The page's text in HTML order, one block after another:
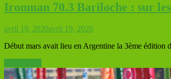
Ironman 70.3 Bariloche : sur
avril 19, 2020avril 19, 2020
Début mars avait lieu en Argentine la 3ème édition